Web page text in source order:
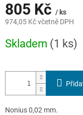
805 Kč / ks
974,05 Kč včetně DPH
cena:
Skladem (1 ks)
Nonius 0,02 mm.